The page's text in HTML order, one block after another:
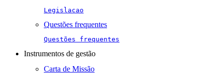
Legislacao
Questões frequentes
Questões frequentes
Instrumentos de gestão
Carta de Missão